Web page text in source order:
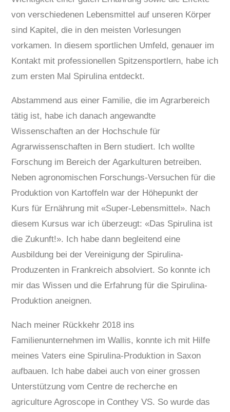
von verschiedenen Lebensmittel auf unseren Körper
sind Kapitel, die in den meisten Vorlesungen
vorkamen. In diesem sportlichen Umfeld, genauer im
Kontakt mit professionellen Spitzensportlern, habe ich
zum ersten Mal Spirulina entdeckt.
Abstammend aus einer Familie, die im Agrarbereich
tätig ist, habe ich danach angewandte
Wissenschaften an der Hochschule für
Agrarwissenschaften in Bern studiert. Ich wollte
Forschung im Bereich der Agarkulturen betreiben.
Neben agronomischen Forschungs-Versuchen für die
Produktion von Kartoffeln war der Höhepunkt der
Kurs für Ernährung mit «Super-Lebensmittel». Nach
diesem Kursus war ich überzeugt: «Das Spirulina ist
die Zukunft!». Ich habe dann begleitend eine
Ausbildung bei der Vereinigung der Spirulina-
Produzenten in Frankreich absolviert. So konnte ich
mir das Wissen und die Erfahrung für die Spirulina-
Produktion aneignen.
Nach meiner Rückkehr 2018 ins
Familienunternehmen im Wallis, konnte ich mit Hilfe
meines Vaters eine Spirulina-Produktion in Saxon
aufbauen. Ich habe dabei auch von einer grossen
Unterstützung vom Centre de recherche en
agriculture Agroscope in Conthey VS. So wurde das